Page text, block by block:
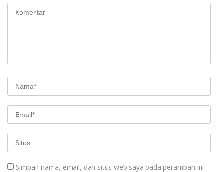
Simpan nama, email, dan situs web saya pada peramban ini